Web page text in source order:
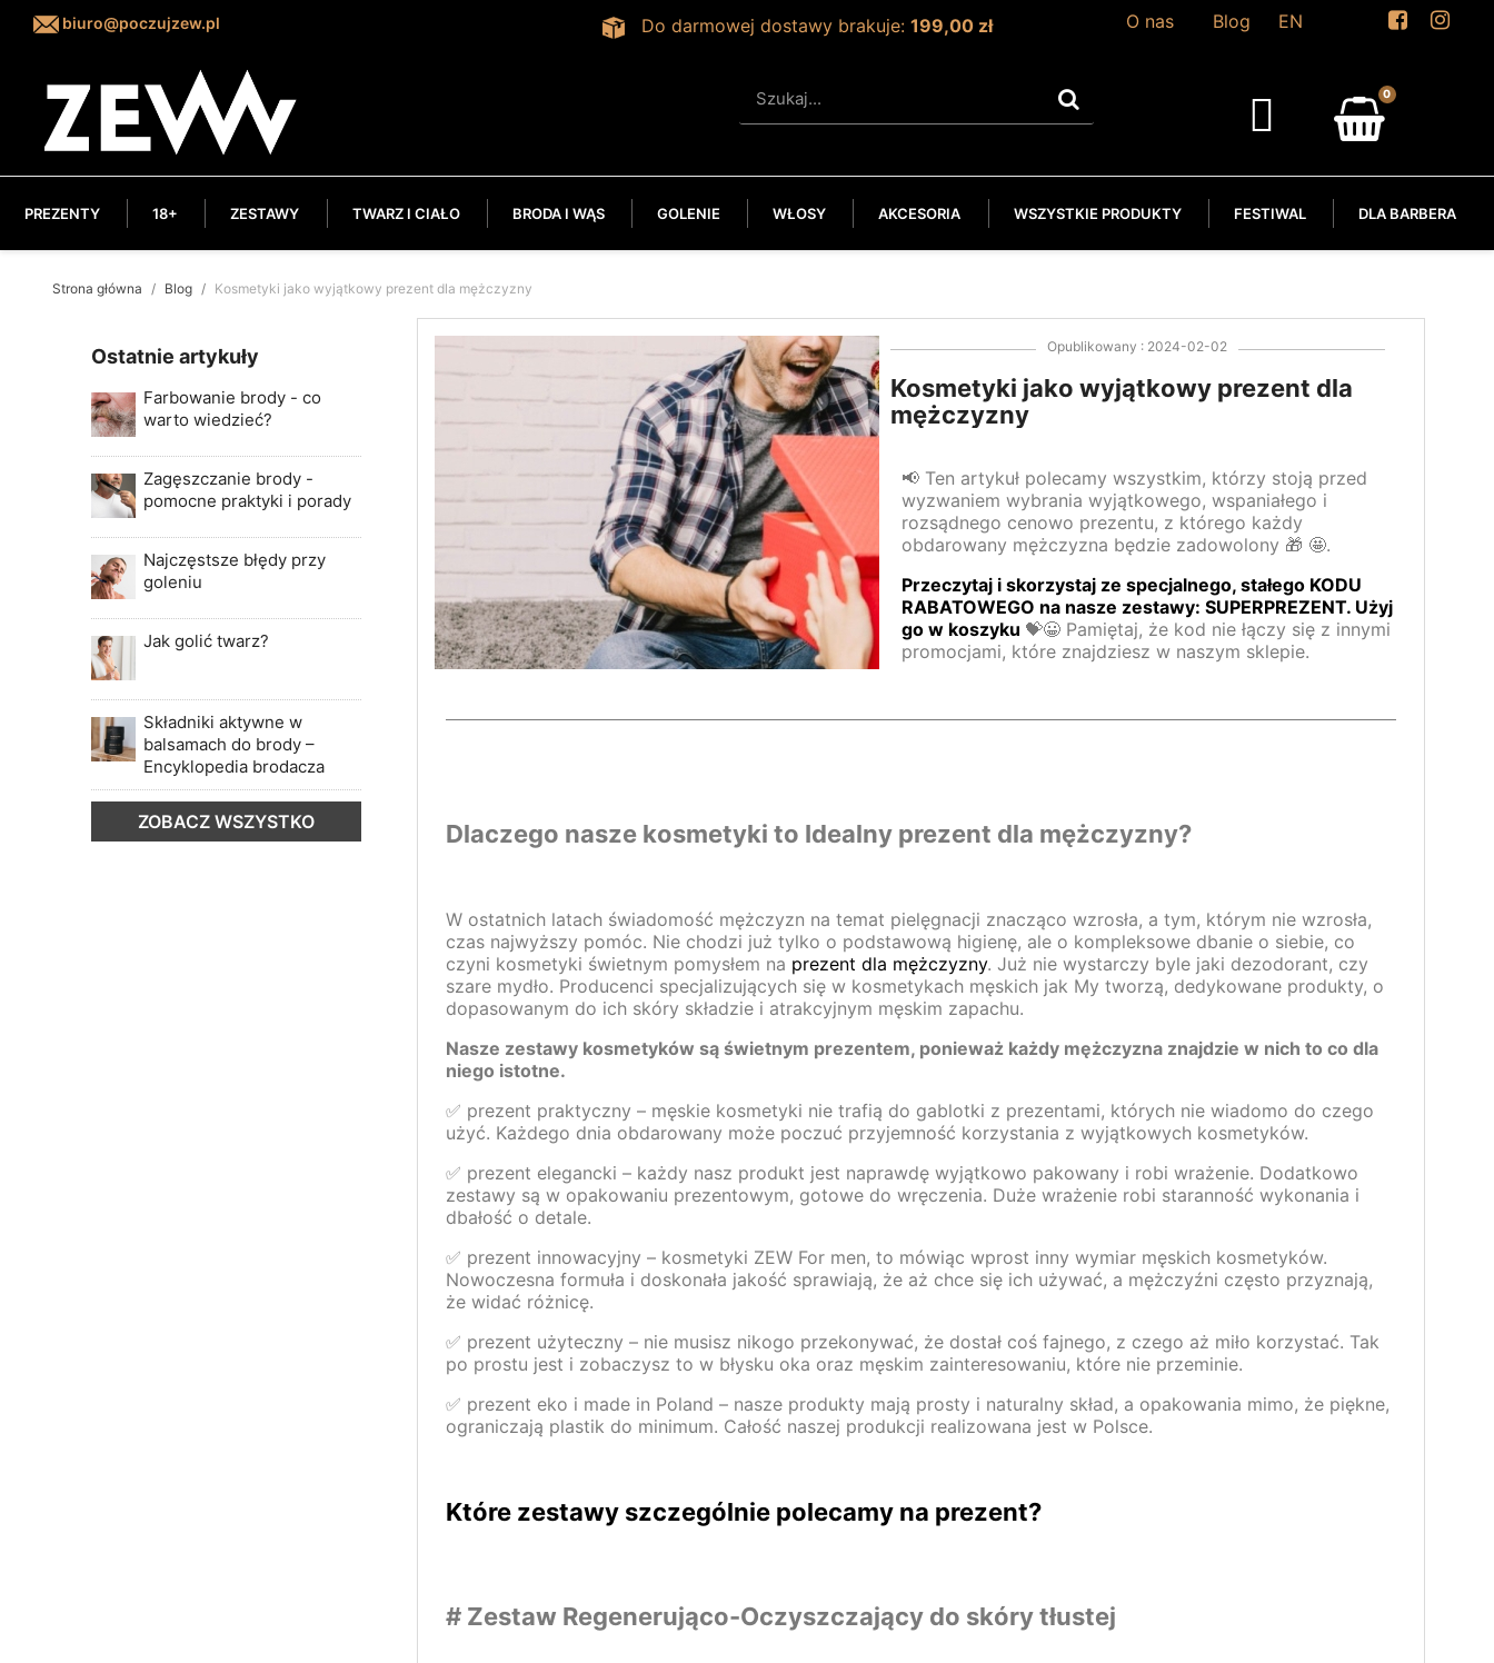
biuro@poczujzew.pl Do darmowej dostawy brakuje: 199,00 zł O nas Blog EN
PREZENTY 18+ ZESTAWY TWARZ I CIAŁO BRODA I WĄS GOLENIE WŁOSY AKCESORIA WSZYSTKIE PRODUKTY FESTIWAL DLA BARBERA
Strona główna Blog Kosmetyki jako wyjątkowy prezent dla mężczyzny
Ostatnie artykuły
Farbowanie brody - co
warto wiedzieć?
Zagęszczanie brody -
pomocne praktyki i porady
Najczęstsze błędy przy
goleniu
Jak golić twarz?
Składniki aktywne w
balsamach do brody –
Encyklopedia brodacza
ZOBACZ WSZYSTKO
Opublikowany : 2024-02-02
Kosmetyki jako wyjątkowy prezent dla
mężczyzny
📢 Ten artykuł polecamy wszystkim, którzy stoją przed
wyzwaniem wybrania wyjątkowego, wspaniałego i
rozsądnego cenowo prezentu, z którego każdy
obdarowany mężczyzna będzie zadowolony 🎁 🤩.
Przeczytaj i skorzystaj ze specjalnego, stałego KODU
RABATOWEGO na nasze zestawy: SUPERPREZENT. Użyj
go w koszyku 💝😀 Pamiętaj, że kod nie łączy się z innymi
promocjami, które znajdziesz w naszym sklepie.
Dlaczego nasze kosmetyki to Idealny prezent dla mężczyzny?
W ostatnich latach świadomość mężczyzn na temat pielęgnacji znacząco wzrosła, a tym, którym nie wzrosła,
czas najwyższy pomóc. Nie chodzi już tylko o podstawową higienę, ale o kompleksowe dbanie o siebie, co
czyni kosmetyki świetnym pomysłem na prezent dla mężczyzny. Już nie wystarczy byle jaki dezodorant, czy
szare mydło. Producenci specjalizujących się w kosmetykach męskich jak My tworzą, dedykowane produkty, o
dopasowanym do ich skóry składzie i atrakcyjnym męskim zapachu.
Nasze zestawy kosmetyków są świetnym prezentem, ponieważ każdy mężczyzna znajdzie w nich to co dla
niego istotne.
✅ prezent praktyczny – męskie kosmetyki nie trafią do gablotki z prezentami, których nie wiadomo do czego
użyć. Każdego dnia obdarowany może poczuć przyjemność korzystania z wyjątkowych kosmetyków.
✅ prezent elegancki – każdy nasz produkt jest naprawdę wyjątkowo pakowany i robi wrażenie. Dodatkowo
zestawy są w opakowaniu prezentowym, gotowe do wręczenia. Duże wrażenie robi staranność wykonania i
dbałość o detale.
✅ prezent innowacyjny – kosmetyki ZEW For men, to mówiąc wprost inny wymiar męskich kosmetyków.
Nowoczesna formuła i doskonała jakość sprawiają, że aż chce się ich używać, a mężczyźni często przyznają,
że widać różnicę.
✅ prezent użyteczny – nie musisz nikogo przekonywać, że dostał coś fajnego, z czego aż miło korzystać. Tak
po prostu jest i zobaczysz to w błysku oka oraz męskim zainteresowaniu, które nie przeminie.
✅ prezent eko i made in Poland – nasze produkty mają prosty i naturalny skład, a opakowania mimo, że piękne,
ograniczają plastik do minimum. Całość naszej produkcji realizowana jest w Polsce.
Które zestawy szczególnie polecamy na prezent?
# Zestaw Regenerująco-Oczyszczający do skóry tłustej